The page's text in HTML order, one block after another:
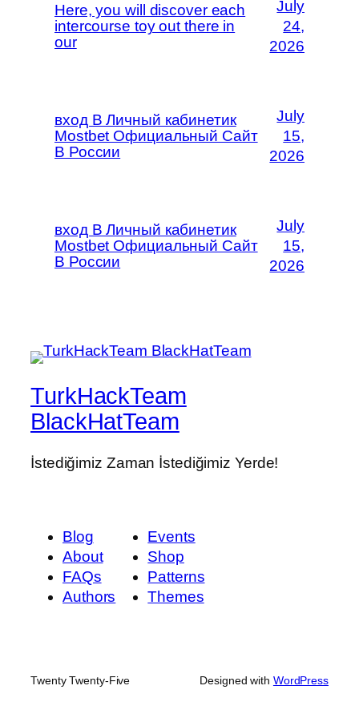
Here, you will discover each
intercourse toy out there in
our
July
24,
2026
вход В Личный кабинетик
Mostbet Официальный Сайт
В России
July
15,
2026
вход В Личный кабинетик
Mostbet Официальный Сайт
В России
July
15,
2026
TurkHackTeam
BlackHatTeam
İstediğimiz Zaman İstediğimiz Yerde!
Blog
About
FAQs
Authors
Events
Shop
Patterns
Themes
Twenty Twenty-Five Designed with WordPress